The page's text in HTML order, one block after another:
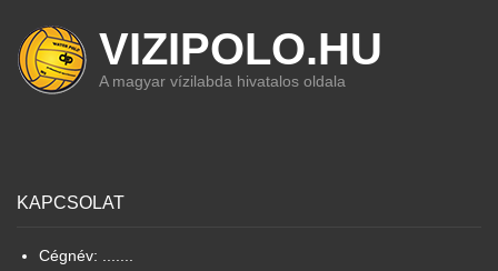
VIZIPOLO.HU
A magyar vízilabda hivatalos oldala
KAPCSOLAT
Cégnév: .......